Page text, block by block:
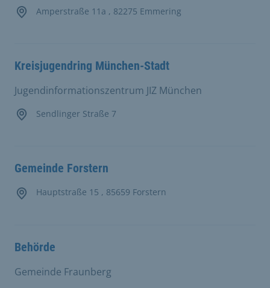
Amperstraße 11a , 82275 Emmering
Jugendinformationszentrum JIZ München
Kreisjugendring München-Stadt
Sendlinger Straße 7
Gemeinde Forstern
Hauptstraße 15 , 85659 Forstern
Gemeinde Fraunberg
Behörde